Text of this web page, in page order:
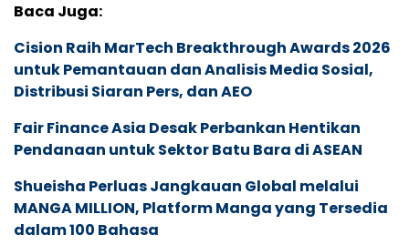
Baca Juga:
Cision Raih MarTech Breakthrough Awards 2026
untuk Pemantauan dan Analisis Media Sosial,
Distribusi Siaran Pers, dan AEO
Fair Finance Asia Desak Perbankan Hentikan
Pendanaan untuk Sektor Batu Bara di ASEAN
Shueisha Perluas Jangkauan Global melalui
MANGA MILLION, Platform Manga yang Tersedia
dalam 100 Bahasa